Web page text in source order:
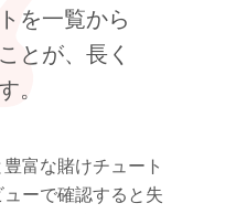
を一覧から
とが、長く
。
富な賭けチュート
ーで確認すると失